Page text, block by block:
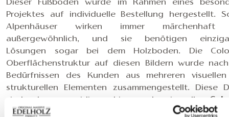
Dieser Fußboden wurde im Rahmen eines
Projektes auf individuelle Bestellung hergestellt.
Alpenhäuser wirken immer märchenhaft
außergewöhnlich, und sie benötigen
Lösungen sogar bei dem Holzboden. Die
Oberflächenstruktur auf diesen Bildern wurde
Bedürfnissen des Kunden aus mehreren
strukturellen Elementen zusammengestellt. Diese
sind ebenso seidig schimmernd wie alle
Oberflächen, aber das Aussehen wurde